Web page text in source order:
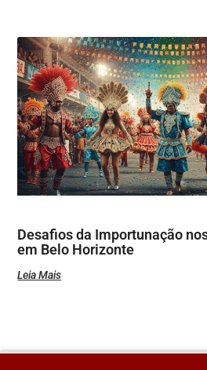
Desafios da Importunação
em Belo Horizonte
Leia Mais